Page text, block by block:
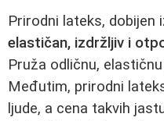
Prirodni lateks, dobijen
elastičan, izdržljiv i
Pruža odličnu,
Međutim, prirodni
ljude, a cena takvih